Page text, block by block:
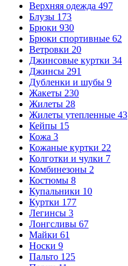
Верхняя одежда 497
Блузы 173
Брюки 930
Брюки спортивные 62
Ветровки 20
Джинсовые куртки 34
Джинсы 291
Дубленки и шубы 9
Жакеты 230
Жилеты 28
Жилеты утепленные 43
Кейпы 15
Кожа 3
Кожаные куртки 22
Колготки и чулки 7
Комбинезоны 2
Костюмы 8
Купальники 10
Куртки 177
Легинсы 3
Лонгсливы 67
Майки 61
Носки 9
Пальто 125